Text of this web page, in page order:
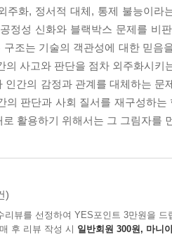
방대한 지식을 축적할 수 있을
경쟁에서 누가 이길지는 이미
을 멈춰야 한다고 주장한다. 그
실적으로 개발을 멈추기는 쉽지 않
” 중에서
주화, 정서적 대체, 통제 불능이
정성 신화와 블랙박스 문제를 비
구조는 기술의 객관성에 대한 믿음
의 사고와 판단을 점차 외주화시키
인간의 감정과 관계를 대체하는
의 판단과 사회 질서를 재구성하
로 활용하기 위해서는 그 그림자를
)
리뷰를 선정하여 YES포인트 3만원을 드
후 리뷰 작성 시 일반회원 300원, 마니